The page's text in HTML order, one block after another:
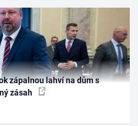
zápalnou lahví na dům s
zásah